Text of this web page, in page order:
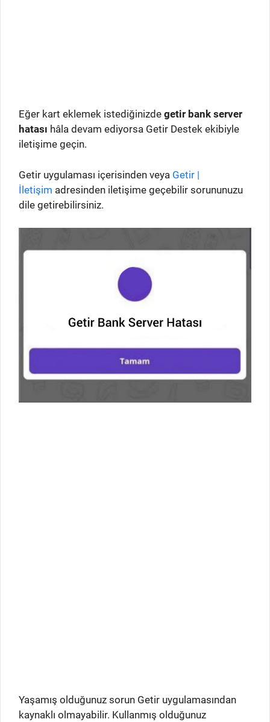
Eğer kart eklemek istediğinizde getir bank server
hatası hâla devam ediyorsa Getir Destek ekibiyle
iletişime geçin.
Getir uygulaması içerisinden veya Getir |
İletişim adresinden iletişime geçebilir sorununuzu
dile getirebilirsiniz.
Yaşamış olduğunuz sorun Getir uygulamasından
kaynaklı olmayabilir. Kullanmış olduğunuz